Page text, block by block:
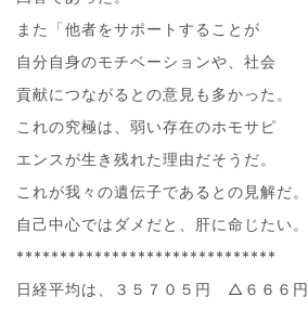
また「他者をサポートすることが
自分自身のモチベーションや、社会
貢献につながるとの意見も多かった。
これの究極は、弱い存在のホモサピ
エンスが生き残れた理由だそうだ。
これが我々の遺伝子であるとの見解だ。
自己中心ではダメだと、肝に命じたい。
******************************
日経平均は、３５７０５円 △６６６円